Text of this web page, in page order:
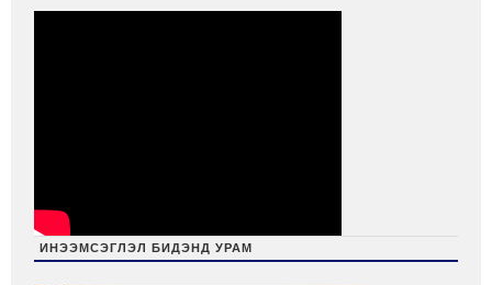
ИНЭЭМСЭГЛЭЛ БИДЭНД УРАМ